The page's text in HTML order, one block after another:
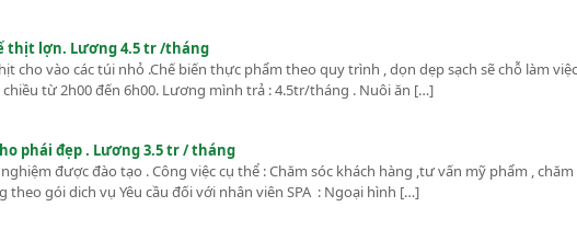
thịt lợn. Lương 4.5 tr /tháng
cho vào các túi nhỏ .Chế biến thực phẩm theo quy trình , dọn dẹp sạch sẽ chỗ làm
chiều từ 2h00 đến 6h00. Lương mình trả : 4.5tr/tháng . Nuôi ăn […]
phái đẹp . Lương 3.5 tr / tháng
được đào tạo . Công việc cụ thể : Chăm sóc khách hàng ,tư vấn mỹ phẩm , chăm
theo gói dich vụ Yêu cầu đối với nhân viên SPA : Ngoại hình […]